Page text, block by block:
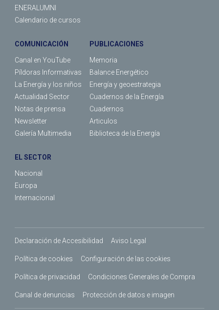
ENERALUMNI
Calendario de cursos
COMUNICACIÓN
Canal en YouTube
Píldoras Informativas
La Energía y los niños
Actualidad Sector
Notas de prensa
Newsletter
Galería Multimedia
PUBLICACIONES
Memoria
Balance Energético
Energía y geoestrategia
Cuadernos de la Energía
Cuadernos
Articulos
Biblioteca de la Energía
EL SECTOR
Nacional
Europa
Internacional
Declaración de Accesibilidad Aviso Legal
Política de cookies Configuración de las cookies
Política de privacidad Condiciones Generales de Compra
Canal de denuncias Protección de datos e imagen